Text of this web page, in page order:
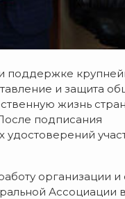
и защита
жизнь
подписания
удостоверений
организации и
Ассоциации